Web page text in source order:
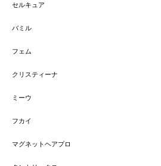
セルキュア
バミル
フェム
クリスティーナ
ミーウ
フカイ
マグネットヘアプロ